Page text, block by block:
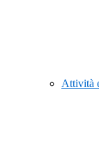
Attività